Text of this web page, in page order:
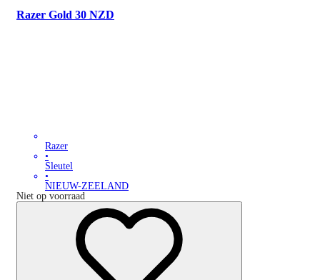
Razer Gold 30 NZD
Razer
•
Sleutel
•
NIEUW-ZEELAND
Niet op voorraad